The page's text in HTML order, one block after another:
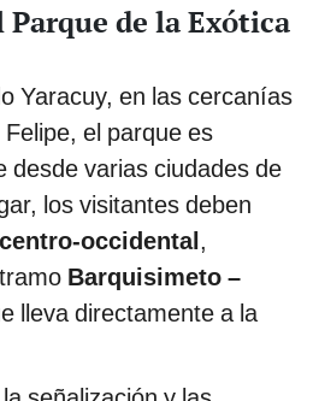
Parque de la Exótica
Yaracuy, en las cercanías
el parque es
desde varias ciudades de
los visitantes deben
occidental,
Barquisimeto –
lleva directamente a la